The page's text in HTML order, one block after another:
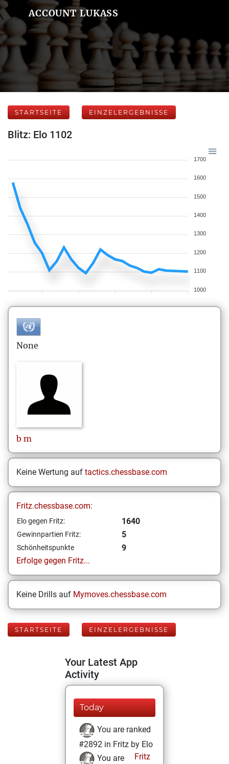
ACCOUNT LUKASS
STARTSEITE EINZELERGEBNISSE
Blitz: Elo 1102
1700
1600
1500
1400
1300
1200
1100
1000
None
b m
Keine Wertung auf tactics.chessbase.com
Fritz.chessbase.com:
Elo gegen Fritz: 1640
Gewinnpartien Fritz: 5
Schönheitspunkte
9
Erfolge gegen Fritz...
Keine Drills auf Mymoves.chessbase.com
STARTSEITE EINZELERGEBNISSE
Your Latest App
Activity
Today
You are ranked
#2892 in Fritz by Elo
Fritz
You are